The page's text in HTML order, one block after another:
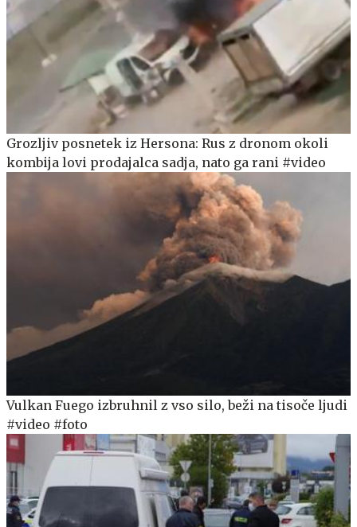
Grozljiv posnetek iz Hersona: Rus z dronom okoli
kombija lovi prodajalca sadja, nato ga rani #video
Vulkan Fuego izbruhnil z vso silo, beži na tisoče ljudi
#video #foto